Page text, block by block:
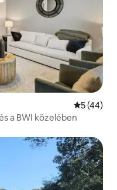
Átlagos
5 (44)
a BWI közelében